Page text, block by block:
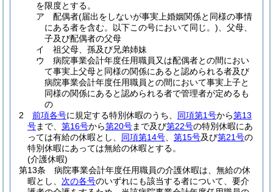
を限度とする。
ア
配偶者(届出をしないが事実上婚姻関係と同様の事情
にある者を含む。以下この号において同じ。) 、父母、
子及び配偶者の父母
イ
祖父母、孫及び兄弟姉妹
ウ
病院事業会計年度任用職員又は配偶者との間におい
て事実上父母と同様の関係にあると認められる者及び
病院事業会計年度任用職員との間において事実上子と
同様の関係にあると認められる者で管理者が定めるも
の
2
前項各号に規定する特別休暇のうち、 同項第1号から第13
号まで、 第16号から第20号まで及び第22号の特別休暇にあ
っては有給の休暇とし、 同項第14号 第15号及び第21号の
特別休暇にあっては無給の休暇とする。
(介護休暇)
第13条
病院事業会計年度任用職員の介護休暇は、無給の休
暇とし、 次の各号のいずれにも該当する者について、要介